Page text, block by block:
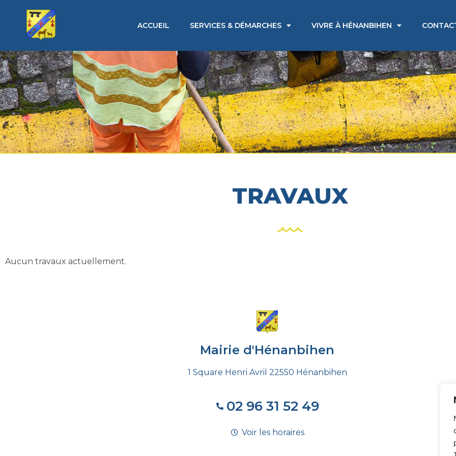
ACCUEIL SERVICES & DÉMARCHES VIVRE À HÉNANBIHEN
TRAVAUX
Aucun travaux actuellement.
Mairie d'Hénanbihen
1 Square Henri Avril 22550 Hénanbihen
02 96 31 52 49
Voir les horaires